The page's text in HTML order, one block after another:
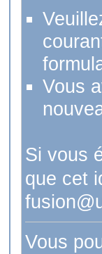
Vous
Si vous
que cet
Vous